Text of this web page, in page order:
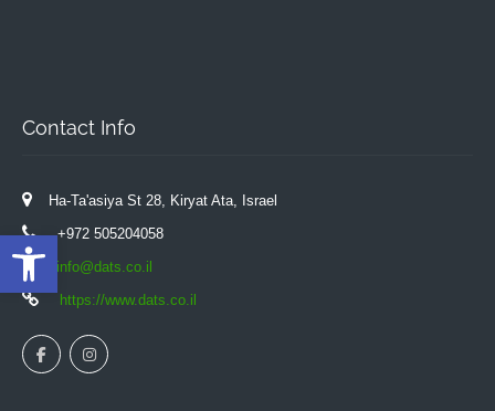
Contact Info
Ha-Ta'asiya St 28, Kiryat Ata, Israel
+972 505204058
info@dats.co.il
https://www.dats.co.il
Open toolbar